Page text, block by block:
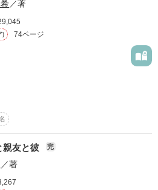
代の恋
、素直にはなれないもの
ような春もやってくる
秋恋語り』（完結）　もどうぞ
作品を読む
てほしい！と夢を抱いて入学してか
の人を見つける。
／著
) 74ページ
作品を読む
親友と彼 完
／著